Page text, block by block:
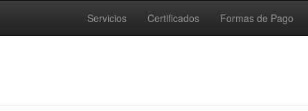
Servicios Certificados Formas de Pago